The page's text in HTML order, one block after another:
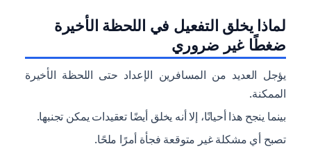
لماذا يخلق التفعيل في اللحظة الأخيرة
ضغطًا غير ضروري
يؤجل العديد من المسافرين الإعداد حتى اللحظة الأخيرة
الممكنة.
بينما ينجح هذا أحيانًا، إلا أنه يخلق أيضًا تعقيدات يمكن تجنبها.
تصبح أي مشكلة غير متوقعة فجأة أمرًا ملحًا.